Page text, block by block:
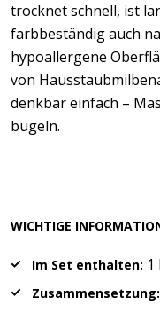
trocknet schnell, ist
farbbeständig auch
hypoallergene
von
denkbar einfach –
bügeln.
WICHTIGE
Im Set enthalten: 1
Zusammensetzung: